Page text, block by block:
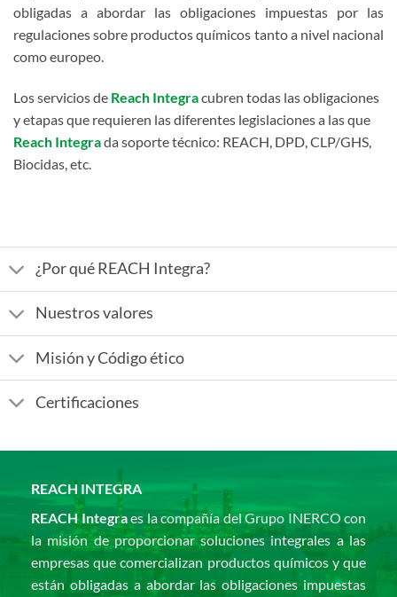
obligadas a abordar las obligaciones impuestas por las
regulaciones sobre productos químicos tanto a nivel nacional
como europeo.
Los servicios de Reach Integracubren todas las obligaciones
y etapas que requieren las diferentes legislaciones a las que
Reach Integrada soporte técnico: REACH, DPD, CLP/GHS,
Biocidas, etc.
¿Por qué REACH Integra?
Nuestros valores
Misión y Código ético
Certificaciones
REACH INTEGRA
REACH Integraes la compañía del Grupo INERCO con
la misión de proporcionar soluciones integrales a las
empresas que comercializan productos químicos y que
están obligadas a abordar las obligaciones impuestas